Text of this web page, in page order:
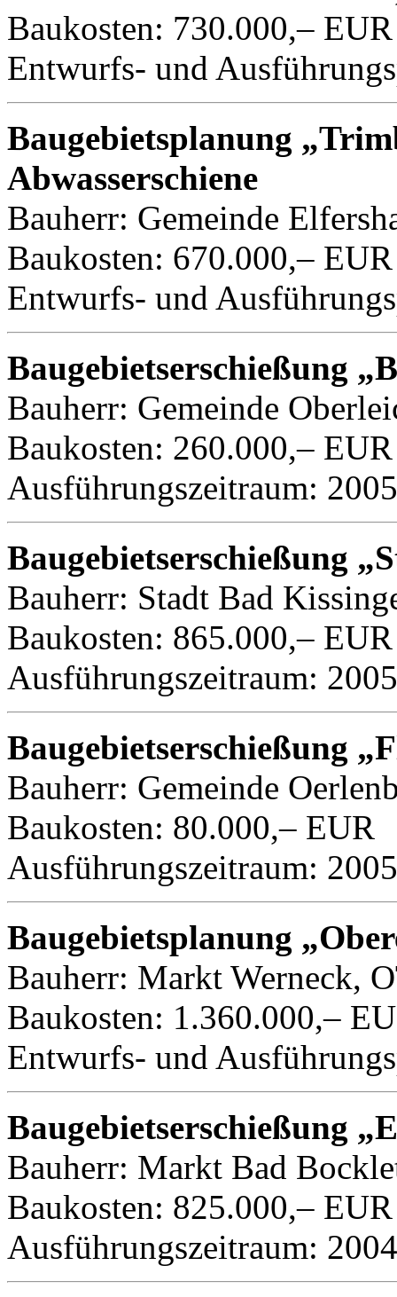
Baukosten: 730.000,– EUR
Entwurfs- und
Baugebietsplanung
Abwasserschiene
Bauherr: Gemeinde
Baukosten: 670.000,– EUR
Entwurfs- und
Baugebietserschießung
Bauherr: Gemeinde
Baukosten: 260.000,– EUR
Ausführungszeitraum: 2005
Baugebietserschießung
Bauherr: Stadt Bad
Baukosten: 865.000,– EUR
Ausführungszeitraum: 2005
Baugebietserschießung
Bauherr: Gemeinde
Baukosten: 80.000,– EUR
Ausführungszeitraum: 2005
Baugebietsplanung
Bauherr: Markt Werneck,
Baukosten: 1.360.000,–
Entwurfs- und
Baugebietserschießung
Bauherr: Markt Bad
Baukosten: 825.000,– EUR
Ausführungszeitraum: 2004